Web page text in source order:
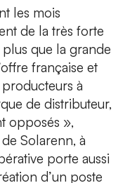
les mois
de la très forte
que la grande
française et
à
de distributeur,
opposés »,
Solarenn, à
porte aussi
d’un poste